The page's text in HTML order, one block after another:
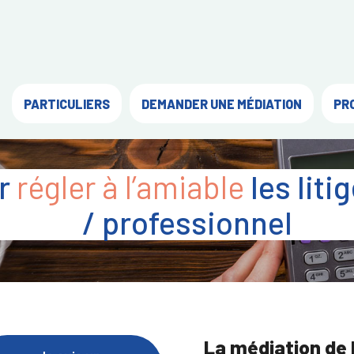
PARTICULIERS DEMANDER UNE MÉDIATION
régler à l’amiable les
/ professionnel
La médiation de